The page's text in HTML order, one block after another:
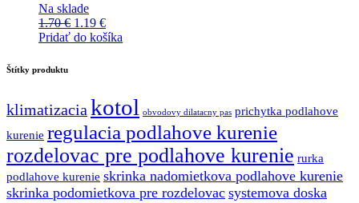
Na sklade
1.70€ Pôvodná
cena
1.19 €Aktuálna
cena
Pridať do košíka
Štítky produktu
klimatizacia kotol obvodovy dilatacny pas prichytka podlahove
kurenie regulacia podlahove kurenie
rozdelovac pre podlahove kurenie rurka
podlahove kurenie skrinka nadomietkova podlahove kurenie
skrinka podomietkova pre rozdelovac systemova doska